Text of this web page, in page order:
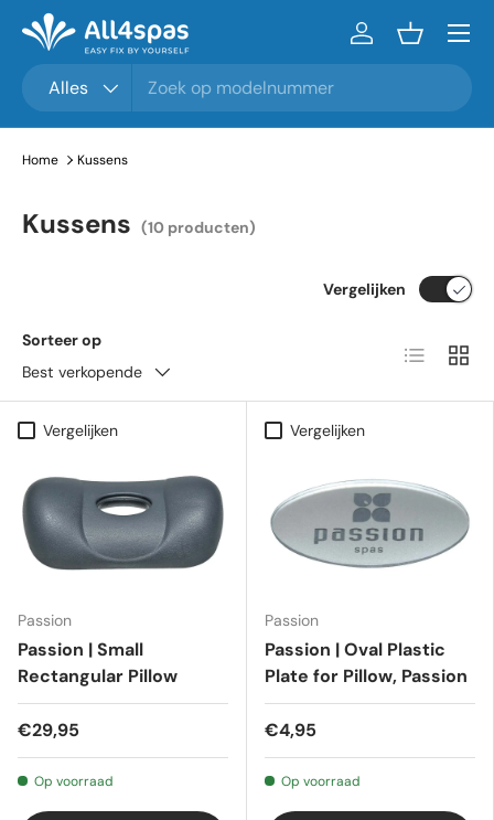
Ga naar inhoud
Alles
InloggenMandje
Menu
Home Kussens
Kussens (10 producten)
Sorteer op
Best verkopende
Vergelijken
Lijst
Vergelijken
Passion
Passion | Small
Rectangular Pillow
€29,95
Op voorraad
Vergelijken
Passion
Passion | Oval Plastic
Plate for Pillow, Passion
€4,95
Op voorraad